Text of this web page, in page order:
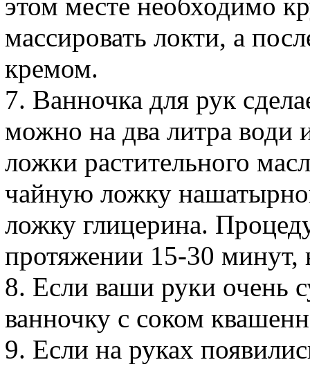
массировать локти, а
кремом.
7. Ванночка для рук
можно на два литра води
ложки растительного
чайную ложку
ложку глицерина.
протяжении 15-30 минут,
8. Если ваши руки очень
ванночку с соком
9. Если на руках